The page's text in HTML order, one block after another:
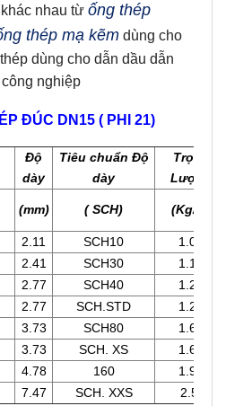
khác nhau từ ống thép
thép mạ kẽm dùng cho
dùng cho dẫn dầu dẫn
nghiệp
ĐÚC DN15 ( PHI 21)
Độ
dày
Tiêu chuẩn Độ
dày
Trọng
Lượng
(mm) ( SCH) (Kg/m)
2.11 SCH10
1.00
2.41 SCH30
1.12
2.77 SCH40
1.27
2.77 SCH.STD
1.27
3.73 SCH80
1.62
3.73 SCH. XS
1.62
4.78 160
1.95
7.47 SCH. XXS 2.55